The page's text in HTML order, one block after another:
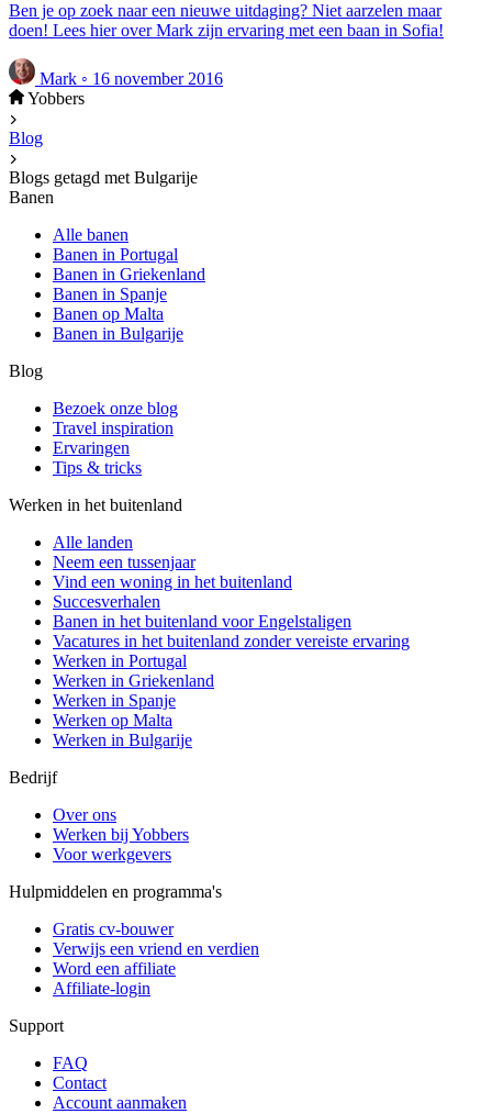
Ben je op zoek naar een nieuwe uitdaging? Niet aarzelen maar
doen! Lees hier over Mark zijn ervaring met een baan in Sofia!
Mark ◦ 16 november 2016
Yobbers
Blog
Blogs getagd met Bulgarije
Banen
Alle banen
Banen in Portugal
Banen in Griekenland
Banen in Spanje
Banen op Malta
Banen in Bulgarije
Blog
Bezoek onze blog
Travel inspiration
Ervaringen
Tips & tricks
Werken in het buitenland
Alle landen
Neem een ​​tussenjaar
Vind een woning in het buitenland
Succesverhalen
Banen in het buitenland voor Engelstaligen
Vacatures in het buitenland zonder vereiste ervaring
Werken in Portugal
Werken in Griekenland
Werken in Spanje
Werken op Malta
Werken in Bulgarije
Bedrijf
Over ons
Werken bij Yobbers
Voor werkgevers
Hulpmiddelen en programma's
Gratis cv-bouwer
Verwijs een vriend en verdien
Word een affiliate
Affiliate-login
Support
FAQ
Contact
Account aanmaken